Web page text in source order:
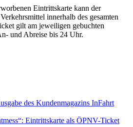
Eintrittskarte kann der
innerhalb des gesamten
gilt am jeweiligen gebuchten
und Abreise bis 24 Uhr.
des Kundenmagazins InFahrt
Eintrittskarte als ÖPNV-Ticket